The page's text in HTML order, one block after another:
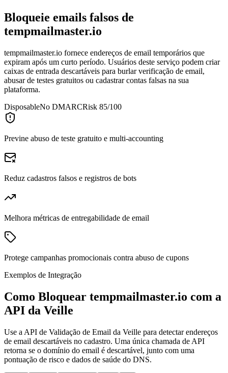
Bloqueie emails falsos de
tempmailmaster.io
tempmailmaster.io fornece endereços de email temporários que
expiram após um curto período. Usuários deste serviço podem criar
caixas de entrada descartáveis para burlar verificação de email,
abusar de testes gratuitos ou cadastrar contas falsas na sua
plataforma.
DisposableNo DMARCRisk 85/100
Previne abuso de teste gratuito e multi-accounting
Reduz cadastros falsos e registros de bots
Melhora métricas de entregabilidade de email
Protege campanhas promocionais contra abuso de cupons
Exemplos de Integração
Como Bloquear tempmailmaster.io com a
API da Veille
Use a API de Validação de Email da Veille para detectar endereços
de email descartáveis no cadastro. Uma única chamada de API
retorna se o domínio do email é descartável, junto com uma
pontuação de risco e dados de saúde do DNS.